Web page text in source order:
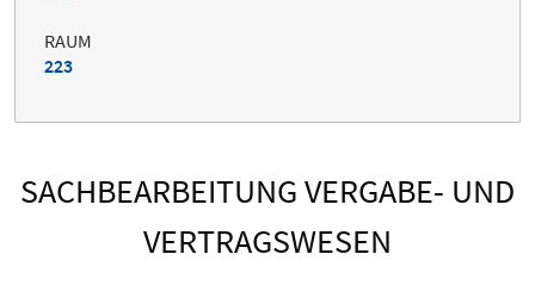
RAUM
223
SACHBEARBEITUNG VERGABE- UND
VERTRAGSWESEN